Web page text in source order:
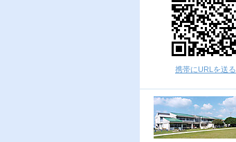
携帯にURLを送る